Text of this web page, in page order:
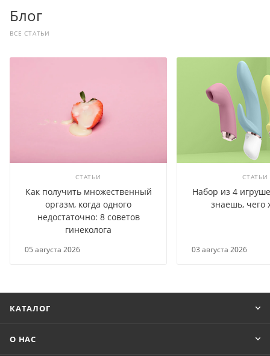
Блог
ВСЕ СТАТЬИ
СТАТЬИ
05 августа 2026
Как получить множественный
оргазм, когда одного
недостаточно: 8 советов
гинеколога
СТАТЬИ
03 августа 2026
Набор из 4
знаешь, чего
КАТАЛОГ
О НАС